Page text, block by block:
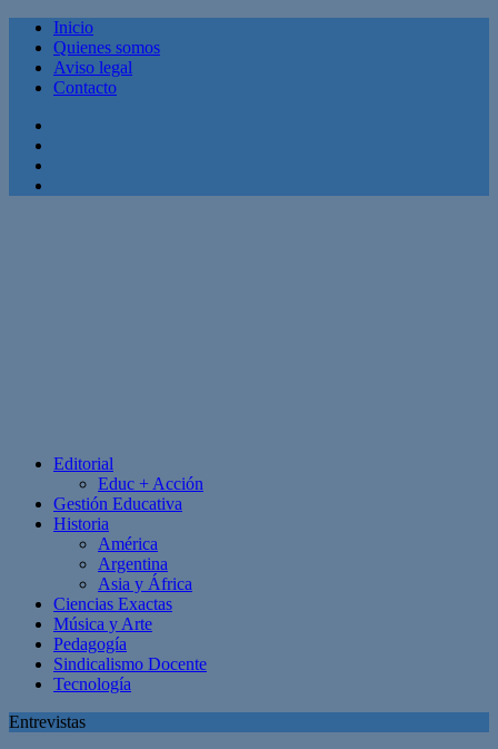
Inicio
Quienes somos
Aviso legal
Contacto
Editorial
Educ + Acción
Gestión Educativa
Historia
América
Argentina
Asia y África
Ciencias Exactas
Música y Arte
Pedagogía
Sindicalismo Docente
Tecnología
Entrevistas